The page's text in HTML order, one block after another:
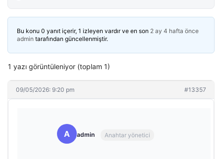
Bu konu 0 yanıt içerir, 1 izleyen vardır ve en son 2 ay 4 hafta önce
admin tarafından güncellenmiştir.
1 yazı görüntüleniyor (toplam 1)
09/05/2026: 9:20 pm #13357
A admin Anahtar yönetici